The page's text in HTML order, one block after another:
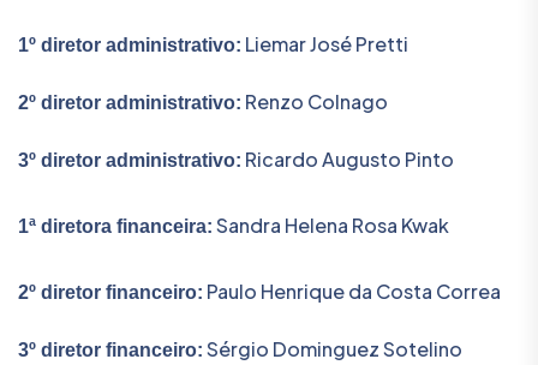
1º diretor administrativo: Liemar José Pretti
2º diretor administrativo: Renzo Colnago
3º diretor administrativo: Ricardo Augusto Pinto
1ª diretora financeira: Sandra Helena Rosa Kwak
2º diretor financeiro: Paulo Henrique da Costa Correa
3º diretor financeiro: Sérgio Dominguez Sotelino